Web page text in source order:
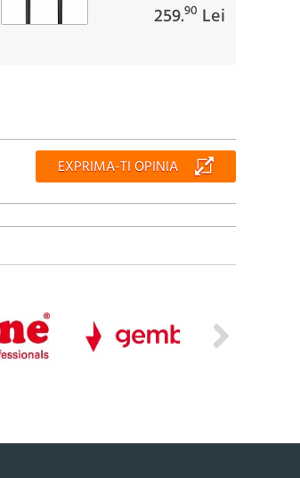
259.90 Lei
EXPRIMA-TI OPINIA